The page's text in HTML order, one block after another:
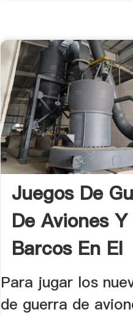
Juegos De
De Aviones Y
Barcos En El
Pacifico
Para jugar los
de guerra de